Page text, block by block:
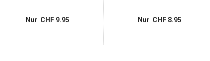
Nur CHF 9.95 Nur CHF 8.95